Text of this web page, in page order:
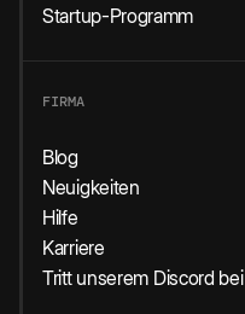
Startup-Programm
FIRMA
Blog
Neuigkeiten
Hilfe
Karriere
Tritt unserem Discord bei